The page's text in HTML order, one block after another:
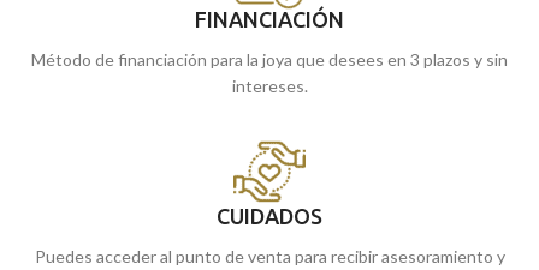
FINANCIACIÓN
Método de financiación para la joya que desees en 3 plazos y sin
intereses.
CUIDADOS
Puedes acceder al punto de venta para recibir asesoramiento y